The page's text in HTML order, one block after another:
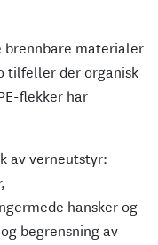
brennbare materialer
tilfeller der organisk
flekker har
av verneutstyr:
hansker og
begrensning av